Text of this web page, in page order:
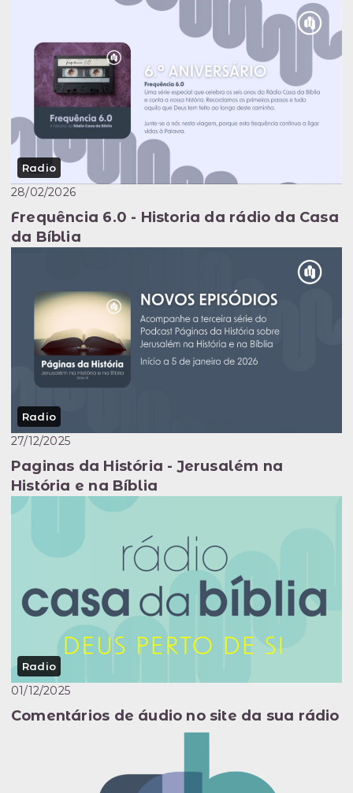
Radio
28/02/2026
Frequência 6.0 - Historia da rádio da Casa
da Bíblia
Radio
27/12/2025
Paginas da História - Jerusalém na
História e na Bíblia
Radio
01/12/2025
Comentários de áudio no site da sua rádio